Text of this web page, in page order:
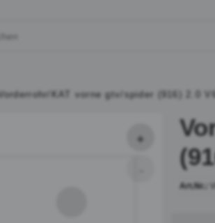
Vorderrohr/KAT vorne gtv/spider (916) 2.0
Art.Nr.: